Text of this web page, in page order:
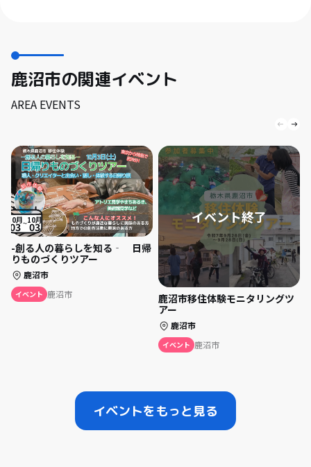
鹿沼市の関連イベント
AREA EVENTS
10月
03
10月
03
-創る人の暮らしを知る‐ 日帰
りものづくりツアー
鹿沼市
イベント 鹿沼市
鹿沼市移住体験モニタリングツ
アー
鹿沼市
イベント 鹿沼市
イベントをもっと見る